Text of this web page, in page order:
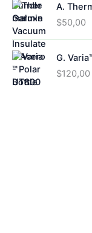
A.
$50,00
G.
$120,00